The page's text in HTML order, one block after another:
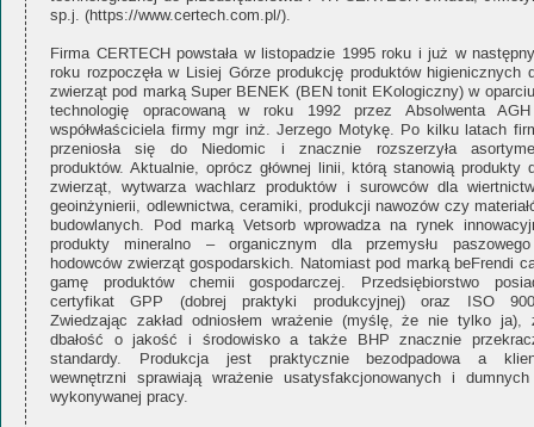
sp.j. (https://www.certech.com.pl/).
Firma CERTECH powstała w listopadzie 1995 roku i już w
roku rozpoczęła w Lisiej Górze produkcję produktów higienicznych
zwierząt pod marką Super BENEK (BEN tonit EKologiczny) w
technologię opracowaną w roku 1992 przez Absolwenta
współwłaściciela firmy mgr inż. Jerzego Motykę. Po kilku latach
przeniosła się do Niedomic i znacznie rozszerzyła
produktów. Aktualnie, oprócz głównej linii, którą stanowią produkty
zwierząt, wytwarza wachlarz produktów i surowców dla
geoinżynierii, odlewnictwa, ceramiki, produkcji nawozów czy
budowlanych. Pod marką Vetsorb wprowadza na rynek
produkty mineralno – organicznym dla przemysłu
hodowców zwierząt gospodarskich. Natomiast pod marką beFrendi
gamę produktów chemii gospodarczej. Przedsiębiorstwo
certyfikat GPP (dobrej praktyki produkcyjnej) oraz ISO
Zwiedzając zakład odniosłem wrażenie (myślę, że nie tylko ja),
dbałość o jakość i środowisko a także BHP znacznie
standardy. Produkcja jest praktycznie bezodpadowa a
wewnętrzni sprawiają wrażenie usatysfakcjonowanych i
wykonywanej pracy.